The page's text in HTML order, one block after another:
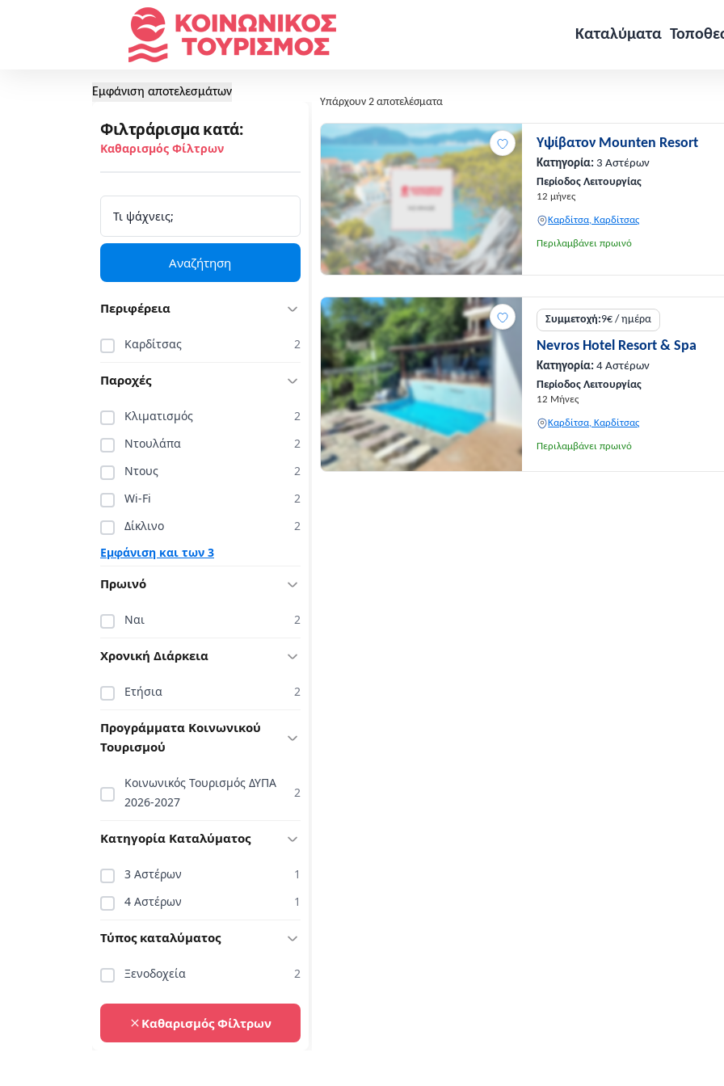
Καταλύματα
Εμφάνιση αποτελεσμάτων
Φιλτράρισμα κατά:
Καθαρισμός Φίλτρων
Αναζήτηση
Περιφέρεια
Καρδίτσας 2
Παροχές
Κλιματισμός
2
Ντουλάπα
2
Ντους
2
Wi-Fi
2
Δίκλινο
2
Εμφάνιση και των 3
Πρωινό
Ναι 2
Χρονική Διάρκεια
Ετήσια 2
Προγράμματα Κοινωνικού
Τουρισμού
Κοινωνικός Τουρισμός ΔΥΠΑ
2026-2027
2
Κατηγορία Καταλύματος
3 Αστέρων
1
4 Αστέρων
1
Τύπος καταλύματος
Ξενοδοχεία 2
Καθαρισμός Φίλτρων
Υπάρχουν 2 αποτελέσματα
Υψίβατον Mounten Resort
Κατηγορία: 3 Αστέρων
Περίοδος Λειτουργίας
12 μήνες
Καρδίτσα, Καρδίτσας
Περιλαμβάνει πρωινό
Συμμετοχή:9€ / ημέρα
Nevros Hotel Resort & Spa
Κατηγορία: 4 Αστέρων
Περίοδος Λειτουργίας
12 Μήνες
Καρδίτσα, Καρδίτσας
Περιλαμβάνει πρωινό